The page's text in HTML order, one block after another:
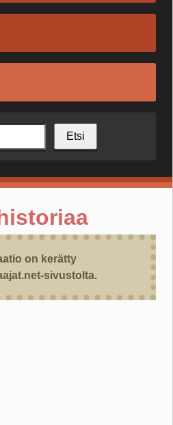
Etsi
on kerätty
sivustolta.